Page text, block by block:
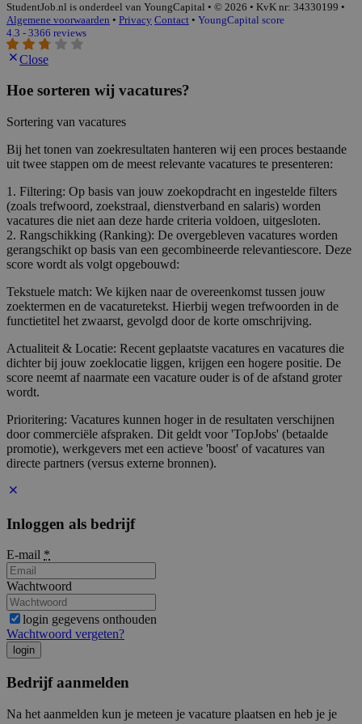
StudentJob.nl is onderdeel van YoungCapital • © 2026 • KvK nr: 34330199 •
Algemene voorwaarden • Privacy Contact • YoungCapital score
4.3 - 3366 reviews
Close
Hoe sorteren wij vacatures?
Sortering van vacatures
Bij het tonen van zoekresultaten hanteren wij een proces bestaande
uit twee stappen om de meest relevante vacatures te presenteren:
1. Filtering: Op basis van jouw zoekopdracht en ingestelde filters
(zoals trefwoord, zoekstraal, dienstverband en salaris) worden
vacatures die niet aan deze harde criteria voldoen, uitgesloten.
2. Rangschikking (Ranking): De overgebleven vacatures worden
gerangschikt op basis van een gecombineerde relevantiescore. Deze
score wordt als volgt opgebouwd:
Tekstuele match: We kijken naar de overeenkomst tussen jouw
zoektermen en de vacaturetekst. Hierbij wegen trefwoorden in de
functietitel het zwaarst, gevolgd door de korte omschrijving.
Actualiteit & Locatie: Recent geplaatste vacatures en vacatures die
dichter bij jouw zoeklocatie liggen, krijgen een hogere positie. De
score neemt af naarmate een vacature ouder is of de afstand groter
wordt.
Prioritering: Vacatures kunnen hoger in de resultaten verschijnen
door commerciële afspraken. Dit geldt voor 'TopJobs' (betaalde
promotie), werkgevers met een actieve 'boost' of vacatures van
directe partners (versus externe bronnen).
Inloggen als bedrijf
E-mail *
Wachtwoord
login gegevens onthouden
Wachtwoord vergeten?
login
Bedrijf aanmelden
Na het aanmelden kun je meteen je vacature plaatsen en heb je je